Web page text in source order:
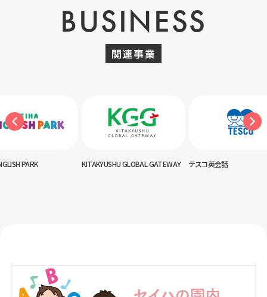
BUSINESS
関連事業
KITAKYUSHU GLOBAL GATEWAY テスコ英会話